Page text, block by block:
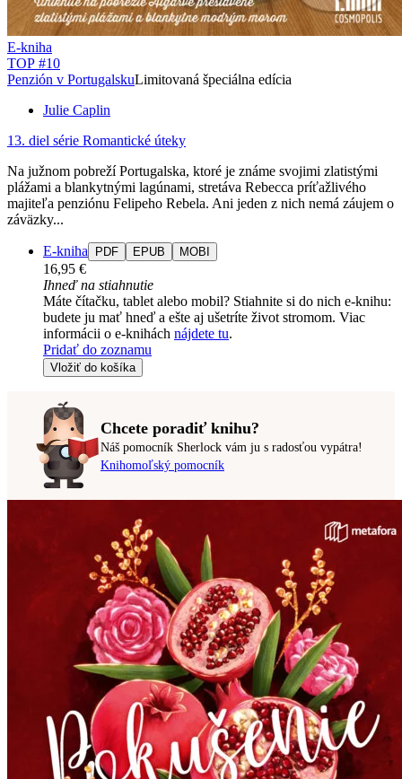
E-kniha
TOP #10
Penzión v PortugalskuLimitovaná špeciálna edícia
Julie Caplin
13. diel série Romantické úteky
Na južnom pobreží Portugalska, ktoré je známe svojimi zlatistými
plážami a blankytnými lagúnami, stretáva Rebecca príťažlivého
majiteľa penziónu Felipeho Rebela. Ani jeden z nich nemá záujem o
záväzky...
E-kniha PDF EPUB MOBI
16,95 €
Ihneď na stiahnutie
Máte čítačku, tablet alebo mobil? Stiahnite si do nich e-knihu:
budete ju mať hneď a ešte aj ušetríte život stromom. Viac
informácii o e-knihách nájdete tu.
Pridať do zoznamu
Vložiť do košíka
Chcete poradiť knihu?
Náš pomocník Sherlock vám ju s radosťou vypátra!
Knihomoľský pomocník